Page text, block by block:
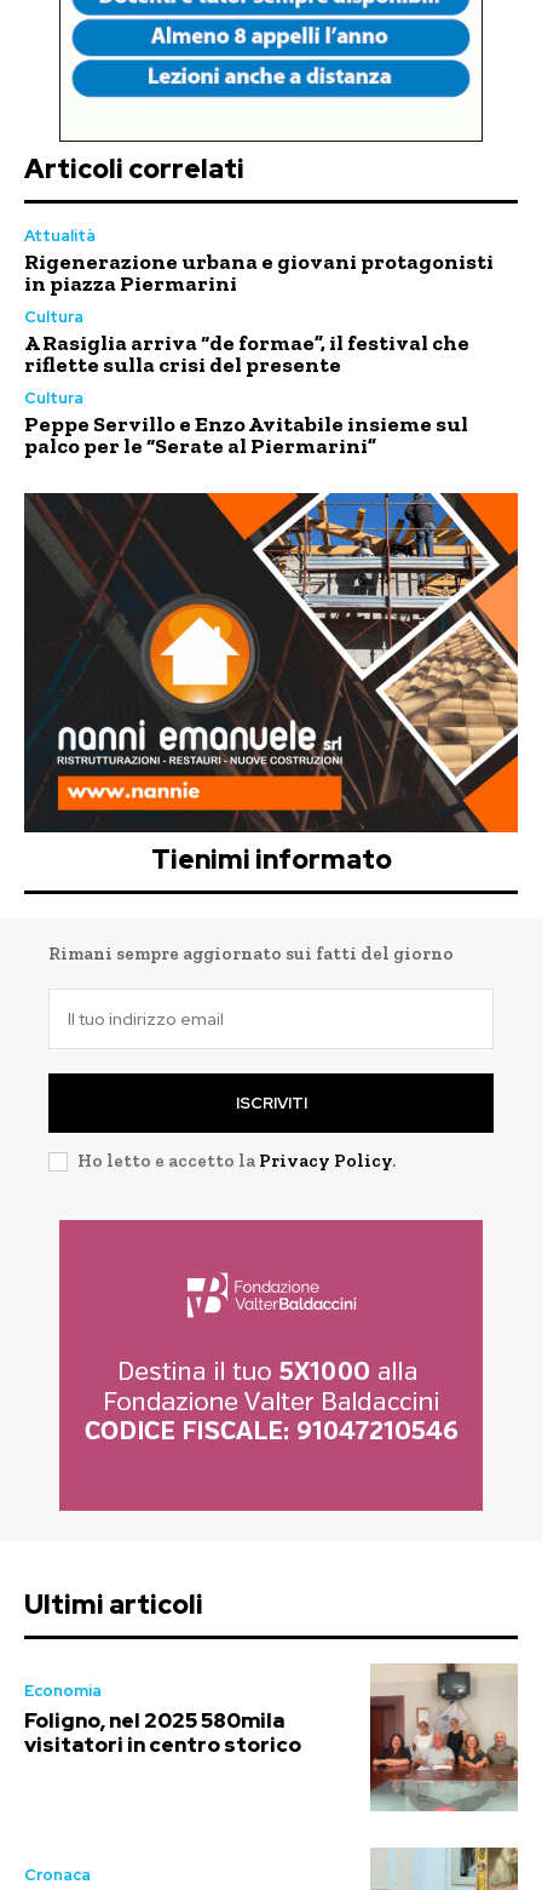
Articoli correlati
Attualità
Rigenerazione urbana e giovani protagonisti
in piazza Piermarini
Cultura
A Rasiglia arriva “de formae”, il festival che
riflette sulla crisi del presente
Cultura
Peppe Servillo e Enzo Avitabile insieme sul
palco per le “Serate al Piermarini”
Tienimi informato
Rimani sempre aggiornato sui fatti del giorno
ISCRIVITI
Ho letto e accetto la Privacy Policy.
Ultimi articoli
Economia
Foligno, nel 2025 580mila
visitatori in centro storico
Cronaca